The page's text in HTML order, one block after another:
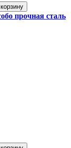
прочная сталь